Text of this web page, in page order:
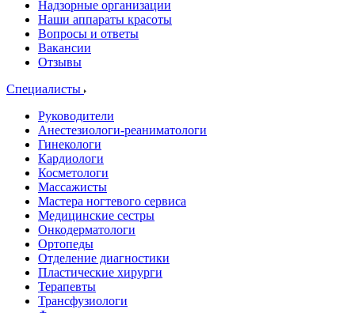
Надзорные организации
Наши аппараты красоты
Вопросы и ответы
Вакансии
Отзывы
Специалисты
Руководители
Анестезиологи-реаниматологи
Гинекологи
Кардиологи
Косметологи
Массажисты
Мастера ногтевого сервиса
Медицинские сестры
Онкодерматологи
Ортопеды
Отделение диагностики
Пластические хирурги
Терапевты
Трансфузиологи